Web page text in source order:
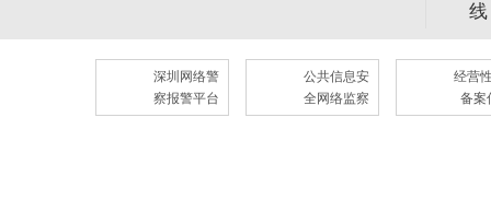
深圳网络警
察报警平台
公共信息安
全网络监察
经营
备案